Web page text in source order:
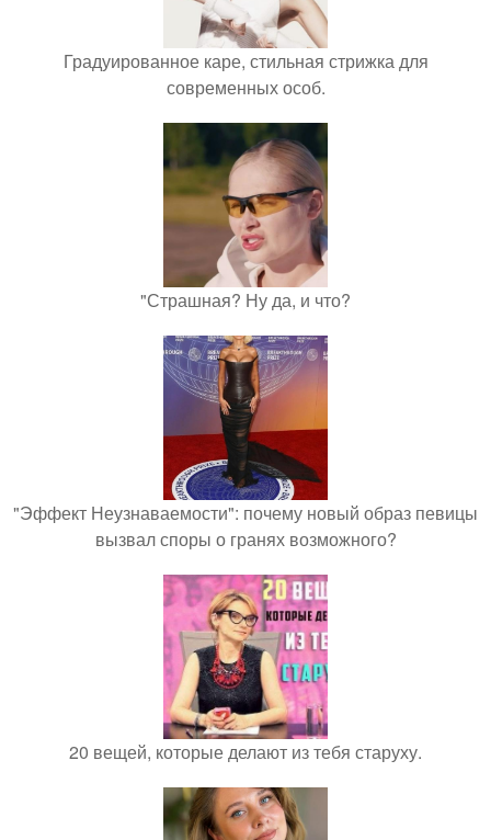
Градуированное каре, стильная стрижка для
современных особ.
"Страшная? Ну да, и что?
"Эффект Неузнаваемости": почему новый образ певицы
вызвал споры о гранях возможного?
20 вещей, которые делают из тебя старуху.